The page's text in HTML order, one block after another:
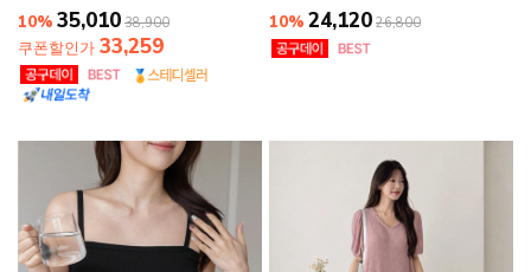
10% 35,010 38,900
쿠폰할인가 33,259
10% 24,120 26,800